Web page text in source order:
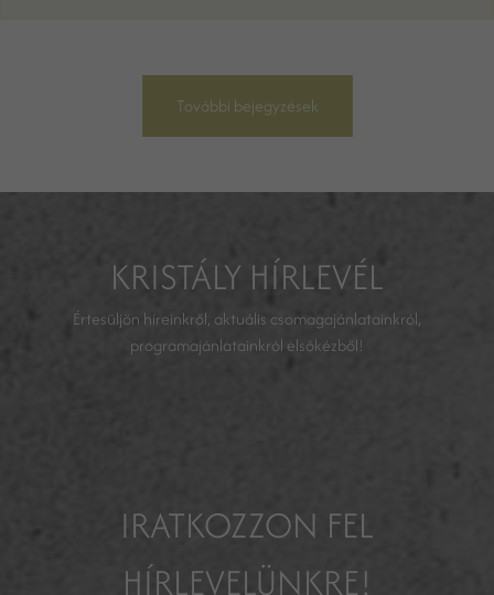
További bejegyzések
KRISTÁLY HÍRLEVÉL
Értesüljön híreinkről, aktuális csomagajánlatainkról,
programajánlatainkról elsőkézből!
IRATKOZZON FEL
HÍRLEVELÜNKRE!